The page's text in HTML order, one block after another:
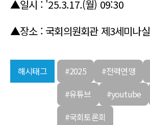
▲일시 : '25.3.17.(월) 09:30
▲장소 : 국회의원회관 제3세미나실
해시태그 #2025 #전력연맹
#유튜브
#youtube
#국회토론회